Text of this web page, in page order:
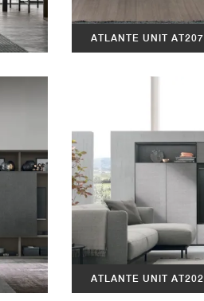
ATLANTE UNIT AT207
ATLANTE UNIT AT202